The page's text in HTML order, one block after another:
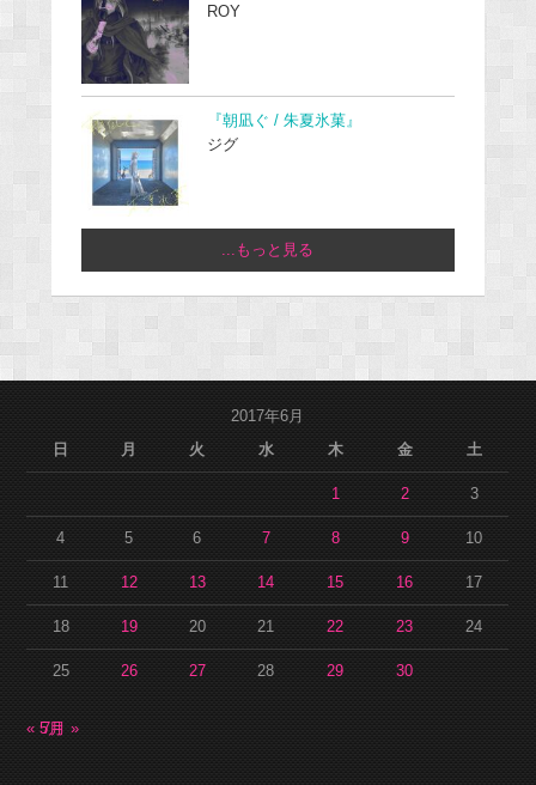
ROY
『朝凪ぐ / 朱夏氷菓』
ジグ
...もっと見る
2017年6月
日
月 火 水 木 金 土
1 2 3
4 5 6 7 8 9 10
11 12 13 14 15 16 17
18 19 20 21 22 23 24
25 26 27 28 29 30
« 5月7月 »